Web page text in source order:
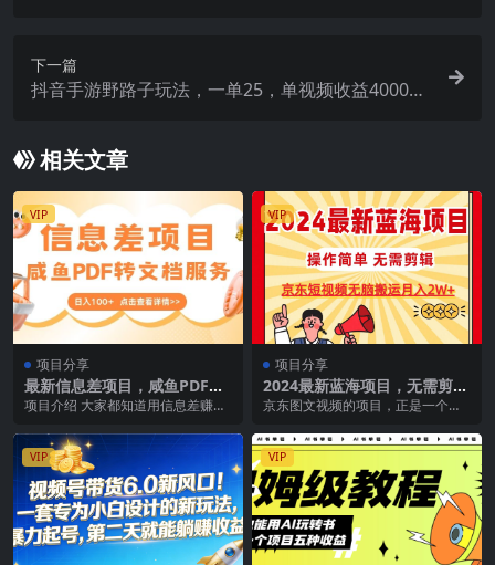
下一篇
抖音手游野路子玩法，一单25，单视频收益4000
相关文章
VIP
项目分享
最新信息差项目，咸鱼PDF转
文档服务，日入100+
项目介绍 大家都知道用信息差赚钱
以可以算是一个小风...
VIP
项目分享
2024最新蓝海项目，无需剪
辑，京东图文短视频无脑搬运
京东图文视频的项目，正是一个风
投资10亿加入短视频...
VIP VIP